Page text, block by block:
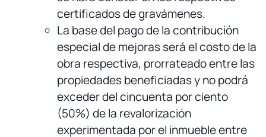
certificados de gravámenes.
La base del pago de la contribución
especial de mejoras será el costo de la
obra respectiva, prorrateado entre las
propiedades beneficiadas y no podrá
exceder del cincuenta por ciento
(50%) de la revalorización
experimentada por el inmueble entre